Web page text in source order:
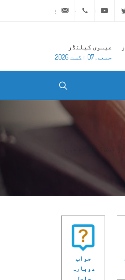
Twitter
Youtube
عیسوی کیلنڈر
جمعه, 07 اگست 2026
حیض کے ایام میں ہ...
جواب
دوبارہ